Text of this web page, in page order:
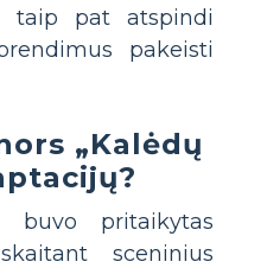
taip pat atspindi
pakeisti
„Kalėdų
buvo pritaikytas
sceninius